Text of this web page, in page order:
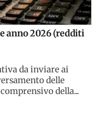
anno 2026 (redditi
da inviare ai
delle
della...